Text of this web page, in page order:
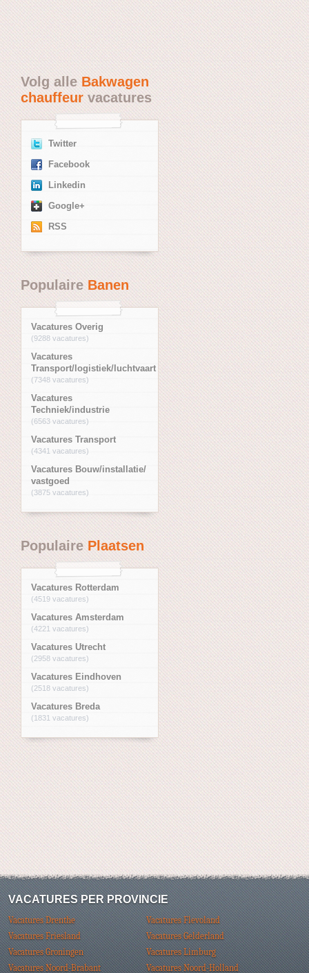
Volg alleBakwagen
chauffeurvacatures
Twitter
Facebook
Linkedin
Google+
RSS
PopulaireBanen
Vacatures Overig
(9288 vacatures)
Vacatures
Transport/logistiek/luchtvaart
(7348 vacatures)
Vacatures
Techniek/industrie
(6563 vacatures)
Vacatures Transport
(4341 vacatures)
Vacatures Bouw/installatie/
vastgoed
(3875 vacatures)
PopulairePlaatsen
Vacatures Rotterdam
(4519 vacatures)
Vacatures Amsterdam
(4221 vacatures)
Vacatures Utrecht
(2958 vacatures)
Vacatures Eindhoven
(2518 vacatures)
Vacatures Breda
(1831 vacatures)
VACATURES PER PROVINCIE
Vacatures Drenthe
Vacatures Flevoland
Vacatures Friesland
Vacatures Gelderland
Vacatures Groningen
Vacatures Limburg
Vacatures Noord-Brabant
Vacatures Noord-Holland